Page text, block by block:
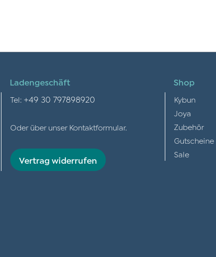
Ladengeschäft
Tel: +49 30 797898920
Oder über unser Kontaktformular.
Vertrag widerrufen
Shop
Kybun
Joya
Zubehör
Gutscheine
Sale